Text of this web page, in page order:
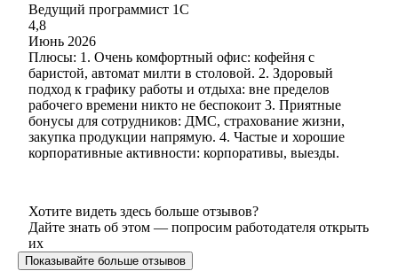
Ведущий программист 1С
4,8
Июнь 2026
Плюсы: 1. Очень комфортный офис: кофейня с
баристой, автомат милти в столовой. 2. Здоровый
подход к графику работы и отдыха: вне пределов
рабочего времени никто не беспокоит 3. Приятные
бонусы для сотрудников: ДМС, страхование жизни,
закупка продукции напрямую. 4. Частые и хорошие
корпоративные активности: корпоративы, выезды.
Хотите видеть здесь больше отзывов?
Дайте знать об этом — попросим работодателя открыть
их
Показывайте больше отзывов